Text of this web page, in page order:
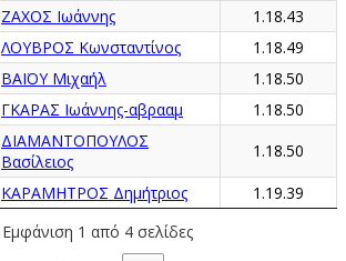
ΖΑΧΟΣ Ιωάννης
1.18.43
ΛΟΥΒΡΟΣ Κωνσταντίνος
1.18.49
ΒΑΪΟΥ Μιχαήλ
1.18.50
ΓΚΑΡΑΣ Ιωάννης-αβρααμ
1.18.50
ΔΙΑΜΑΝΤΟΠΟΥΛΟΣ
Βασίλειος
1.18.50
ΚΑΡΑΜΗΤΡΟΣ Δημήτριος
1.19.39
Εμφάνιση 1 από 4 σελίδες